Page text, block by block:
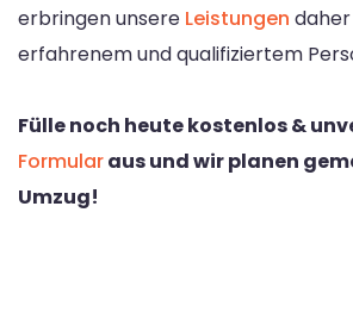
erbringen unsere Leistungen
erfahrenem und qualifiziertem
Fülle noch heute kostenlos &
Formularaus und wir planen
Umzug!